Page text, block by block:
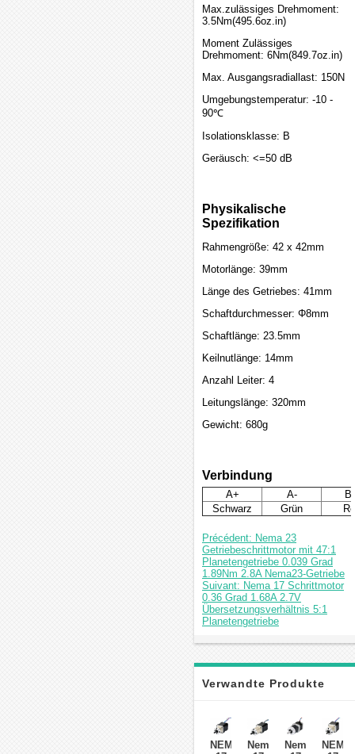
Max.zulässiges Drehmoment:
3.5Nm(495.6oz.in)
Moment Zulässiges
Drehmoment: 6Nm(849.7oz.in)
Max. Ausgangsradiallast: 150N
Umgebungstemperatur: -10 -
90℃
Isolationsklasse: B
Geräusch: <=50 dB
Physikalische
Spezifikation
Rahmengröße: 42 x 42mm
Motorlänge: 39mm
Länge des Getriebes: 41mm
Schaftdurchmesser: Φ8mm
Schaftlänge: 23.5mm
Keilnutlänge: 14mm
Anzahl Leiter: 4
Leitungslänge: 320mm
Gewicht: 680g
Verbindung
A+ A-
Schwarz
Grün
Précédent: Nema 23
Getriebeschrittmotor mit 47:1
Planetengetriebe 0.039 Grad
1.89Nm 2.8A Nema23-Getriebe
Suivant: Nema 17 Schrittmotor
0.36 Grad 1.68A 2.7V
Übersetzungsverhältnis 5:1
Planetengetriebe
Verwandte Produkte
NEMA
Nema
Nema
NEMA